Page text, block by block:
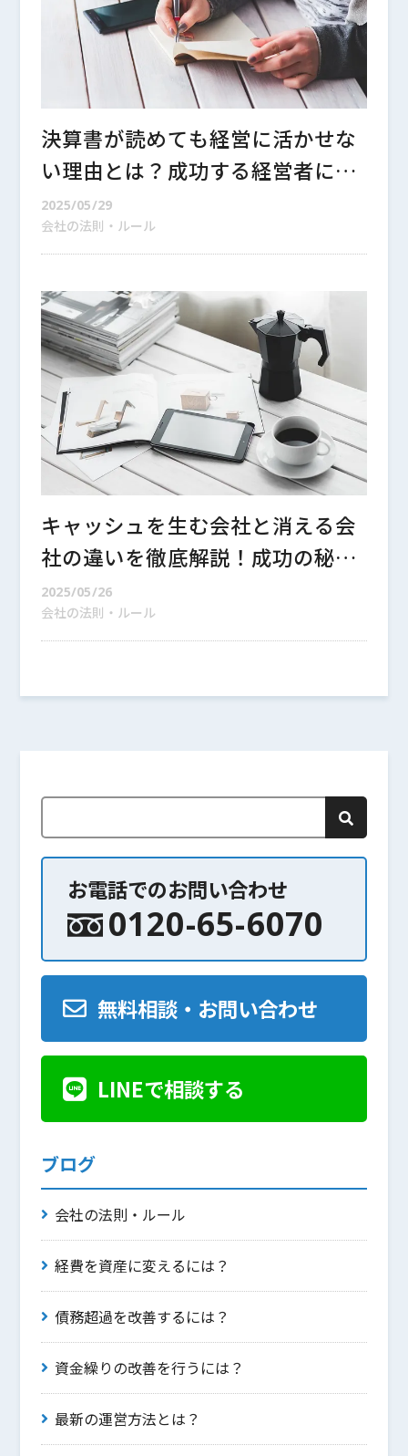
決算書が読めても経営に活かせな
い理由とは？成功する経営者にな
るために知っておくべきポイント
2025/05/29
会社の法則・ルール
キャッシュを生む会社と消える会
社の違いを徹底解説！成功の秘訣
とは？
2025/05/26
会社の法則・ルール
お電話でのお問い合わせ
0120-65-6070
無料相談・お問い合わせ
LINEで相談する
ブログ
会社の法則・ルール
経費を資産に変えるには？
債務超過を改善するには？
資金繰りの改善を行うには？
最新の運営方法とは？